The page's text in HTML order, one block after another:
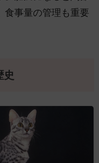
食事量の管理も重要
史